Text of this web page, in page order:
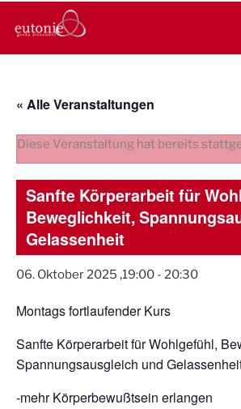
Inhalt
EUTONIE.DE
Lebensbalance durch körperliche
« Alle Veranstaltungen
Diese Veranstaltung hat bereits
Sanfte Körperarbeit für
Beweglichkeit,
Gelassenheit
06. Oktober 2025 ,19:00 - 20:30
Montags fortlaufender Kurs
Sanfte Körperarbeit für Wohlgefühl,
Spannungsausgleich und
-mehr Körperbewußtsein erlangen